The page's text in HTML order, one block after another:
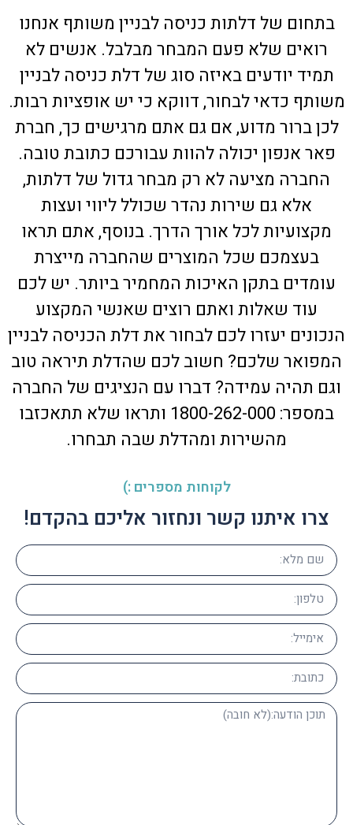
בתחום של דלתות כניסה לבניין משותף אנחנו
רואים שלא פעם המבחר מבלבל. אנשים לא
תמיד יודעים באיזה סוג של דלת כניסה לבניין
משותף כדאי לבחור, דווקא כי יש אופציות רבות.
לכן ברור מדוע, אם גם אתם מרגישים כך, חברת
פאר אנפון יכולה להוות עבורכם כתובת טובה.
החברה מציעה לא רק מבחר גדול של דלתות,
אלא גם שירות נהדר שכולל ליווי ועצות
מקצועיות לכל אורך הדרך. בנוסף, אתם תראו
בעצמכם שכל המוצרים שהחברה מייצרת
עומדים בתקן האיכות המחמיר ביותר. יש לכם
עוד שאלות ואתם רוצים שאנשי המקצוע
הנכונים יעזרו לכם לבחור את דלת הכניסה לבניין
המפואר שלכם? חשוב לכם שהדלת תיראה טוב
וגם תהיה עמידה? דברו עם הנציגים של החברה
במספר: 1800-262-000 ותראו שלא תתאכזבו
מהשירות ומהדלת שבה תבחרו.
לקוחות מספרים :)
צרו איתנו קשר ונחזור אליכם בהקדם!